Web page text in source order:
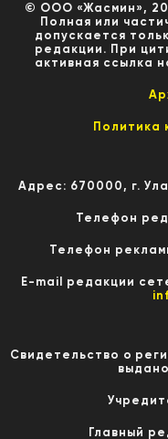
© ООО «Жасмин»,
Полная или
допускается
редакции. При
активная ссылка
Политика
Адрес: 670000, г.
Телефон
Телефон
E-mail редакции
Свидетельство о
Главный